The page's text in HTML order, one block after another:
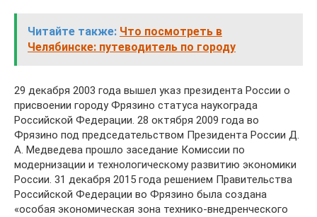
Читайте также: Что посмотреть в
Челябинске: путеводитель по городу
29 декабря 2003 года вышел указ президента России о
присвоении городу Фрязино статуса наукограда
Российской Федерации. 28 октября 2009 года во
Фрязино под председательством Президента России Д.
А. Медведева прошло заседание Комиссии по
модернизации и технологическому развитию экономики
России. 31 декабря 2015 года решением Правительства
Российской Федерации во Фрязино была создана
«особая экономическая зона технико-внедренческого